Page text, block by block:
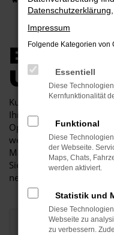
ULAR
Kurzinfo zu Ihren Daten:
Ihre Angaben werden
Optimierung unseres
werden weder an Dritte
Marketingzwecke in
Sie unsere
nehmen.
Vorname *
Datenschutzerklärung
Impressum
Folgende Kategorien von
Essentiell
Diese
Kernfunktionalität
Funktional
Diese
der Webseite.
Maps, Chats,
werden aktiviert.
Statistik und
Diese
Webseite zu
zu verbessern.